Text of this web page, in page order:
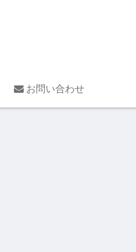
お問い合わせ